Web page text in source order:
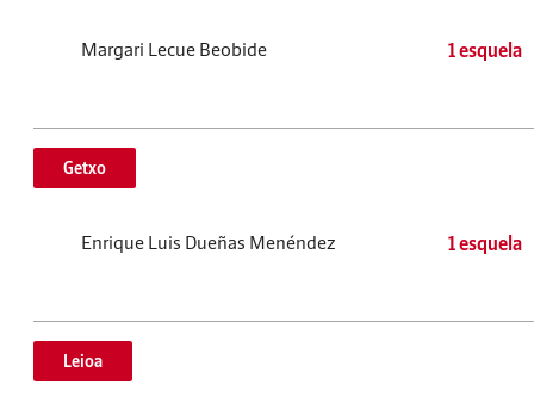
Margari Lecue Beobide 1 esquela
Getxo
Enrique Luis Dueñas Menéndez 1 esquela
Leioa